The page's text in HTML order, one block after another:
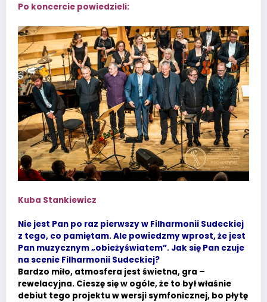
Po koncercie powiedzieli:
Kuba Stankiewicz
Nie jest Pan po raz pierwszy w Filharmonii Sudeckiej
z tego, co pamiętam. Ale powiedzmy wprost, że jest
Pan muzycznym „obieżyświatem”. Jak się Pan czuje
na scenie Filharmonii Sudeckiej?
Bardzo miło, atmosfera jest świetna, gra –
rewelacyjna. Cieszę się w ogóle, że to był właśnie
debiut tego projektu w wersji symfonicznej, bo płytę